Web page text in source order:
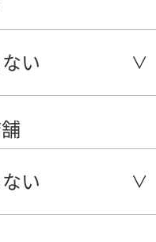
い
い